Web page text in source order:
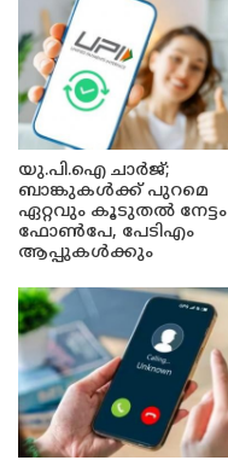
യു.പി.ഐ ചാർജ്;
ബാങ്കുകൾക്ക് പുറമെ
ഏറ്റവും കൂടുതൽ നേട്ടം
ഫോൺപേ, പേടിഎം
ആപ്പുകൾക്കും